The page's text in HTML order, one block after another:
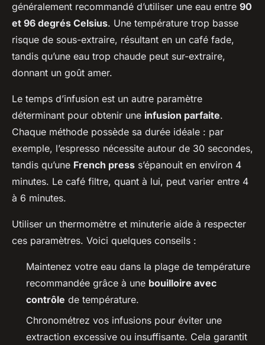
généralement recommandé d’utiliser une eau entre 90
et 96 degrés Celsius. Une température trop basse
risque de sous-extraire, résultant en un café fade,
tandis qu’une eau trop chaude peut sur-extraire,
donnant un goût amer.
Le temps d’infusion est un autre paramètre
déterminant pour obtenir une infusion parfaite.
Chaque méthode possède sa durée idéale : par
exemple, l’espresso nécessite autour de 30 secondes,
tandis qu’une French press s’épanouit en environ 4
minutes. Le café filtre, quant à lui, peut varier entre 4
à 6 minutes.
Utiliser un thermomètre et minuterie aide à respecter
ces paramètres. Voici quelques conseils :
Maintenez votre eau dans la plage de température
recommandée grâce à une bouilloire avec
contrôle de température.
Chronométrez vos infusions pour éviter une
extraction excessive ou insuffisante. Cela garantit